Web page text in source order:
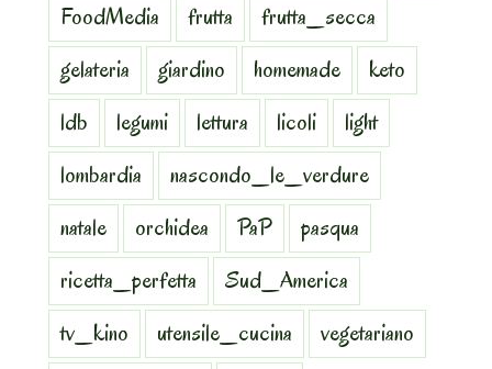
FoodMedia
frutta
frutta_secca
gelateria
giardino homemade
keto
ldb
legumi lettura licoli
light
lombardia
nascondo_le_verdure
natale
orchidea PaP
pasqua
ricetta_perfetta
Sud_America
tv_kino
utensile_cucina
vegetariano